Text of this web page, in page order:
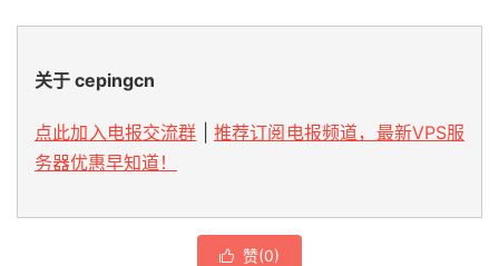
关于 cepingcn
点此加入电报交流群
推荐订阅电报频道，最新VPS服
务器优惠早知道！
 赞(0)